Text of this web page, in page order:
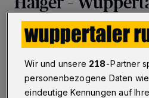
Wuppertal·Im letzten Spiel
Fußball-Regionalligist
Steinbach Haiger an. Die
Marienberg im Westerwald statt.
Wir und unsere 218-Partner
personenbezogene Daten
eindeutige Kennungen auf